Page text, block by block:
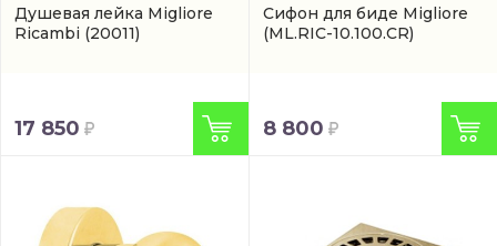
Душевая лейка Migliore
Ricambi (20011)
17 850
Сифон для биде Migliore
(ML.RIC-10.100.CR)
8 800